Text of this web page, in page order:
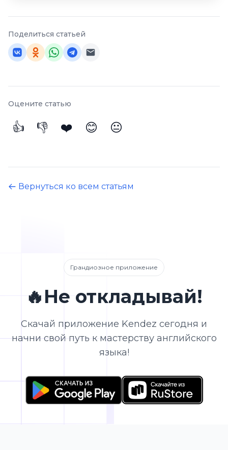
Поделиться статьей
Оцените статью
👍 👎 ❤️ 😊 😐
Вернуться ко всем статьям
Грандиозное приложение
🔥Не откладывай!
Скачай приложение Kendez сегодня и
начни свой путь к мастерству английского
языка!